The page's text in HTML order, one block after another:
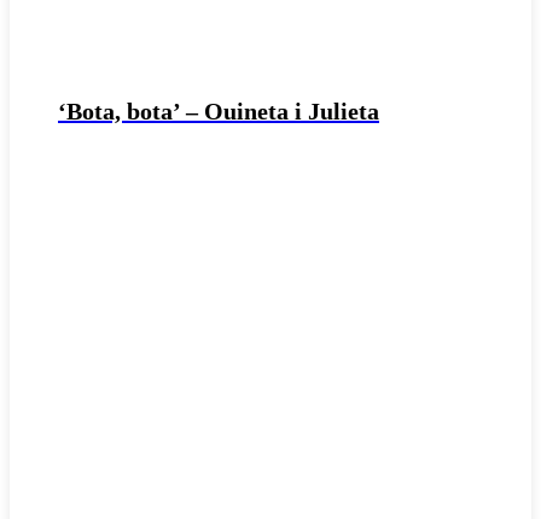
‘Bota, bota’ – Ouineta i Julieta